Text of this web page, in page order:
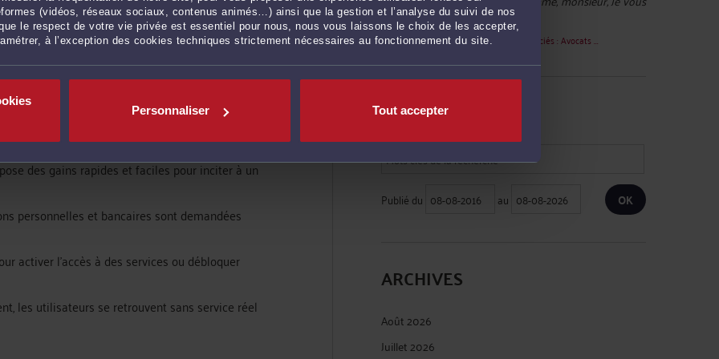
(vidéos, réseaux sociaux, contenus animés…) ainsi que la gestion et l’analyse du suivi de nos
le respect de votre vie privée est essentiel pour nous, nous vous laissons le choix de les accepter,
à l’exception des cookies techniques strictement nécessaires au fonctionnement du site.
Personnaliser Tout accepter
en ligne
un schéma bien défini :
attirent l'internaute en promettant des
des gains rapides et faciles pour inciter à un
personnelles et bancaires sont demandées
activer l'accès à des services ou débloquer
les utilisateurs se retrouvent sans service réel
contacte car j'ai été ... »
Le 21 juil. 2026 à 16:28surZiegler & Associés : Avocats ...
RECHERCHE
Publié du au
ARCHIVES
Août 2026
Juillet 2026